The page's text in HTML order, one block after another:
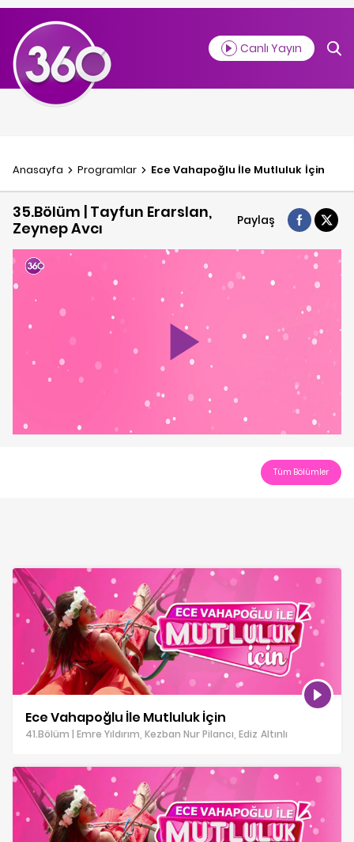
Canlı Yayın
Anasayfa Programlar Ece Vahapoğlu İle Mutluluk İçin
35.Bölüm | Tayfun Erarslan,
Zeynep Avcı
Paylaş
Play
Video
Tüm Bölümler
Ece Vahapoğlu İle Mutluluk İçin
41.Bölüm | Emre Yıldırım, Kezban Nur Pilancı, Ediz Altınlı